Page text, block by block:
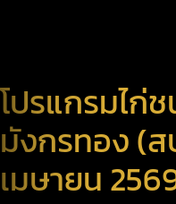
โปรแกรมไก่
มังกรทอง (
เมษายน